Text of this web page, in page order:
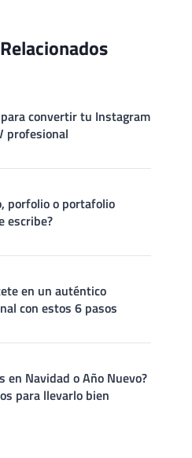
convertir tu Instagram
profesional
porfolio o portafolio
escribe?
en un auténtico
con estos 6 pasos
en Navidad o Año Nuevo?
para llevarlo bien